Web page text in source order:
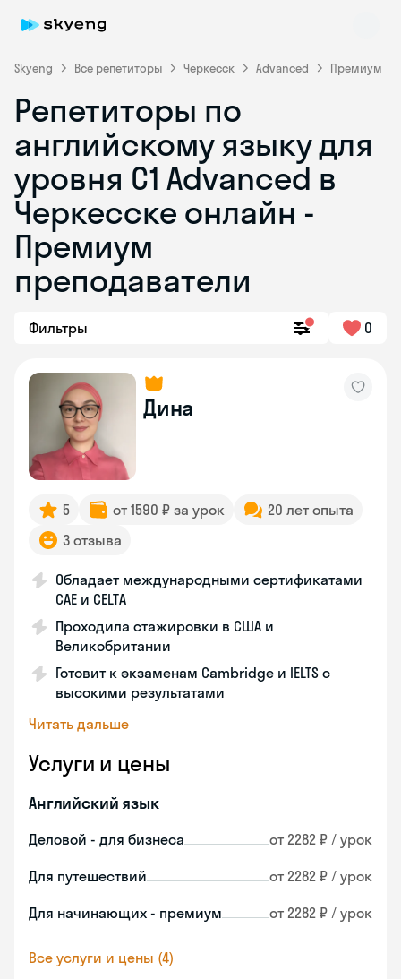
Skyeng Все репетиторы Черкесск Advanced Премиум
Репетиторы по
английскому языку для
уровня C1 Advanced в
Черкесске онлайн -
Премиум
преподаватели
Фильтры 0
Дина
5 от 1590 ₽ за урок
20 лет опыта
3 отзыва
Обладает международными сертификатами
CAE и CELTA
Проходила стажировки в США и
Великобритании
Готовит к экзаменам Cambridge и IELTS с
высокими результатами
Читать дальше
Услуги и цены
Английский язык
Деловой - для бизнеса от 2282 ₽ / урок
Для путешествий от 2282 ₽ / урок
Для начинающих - премиум от 2282 ₽ / урок
Все услуги и цены (4)
Skyeng Chat
online